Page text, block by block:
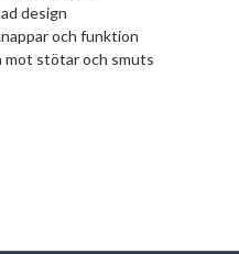
design
och funktion
mot stötar och smuts